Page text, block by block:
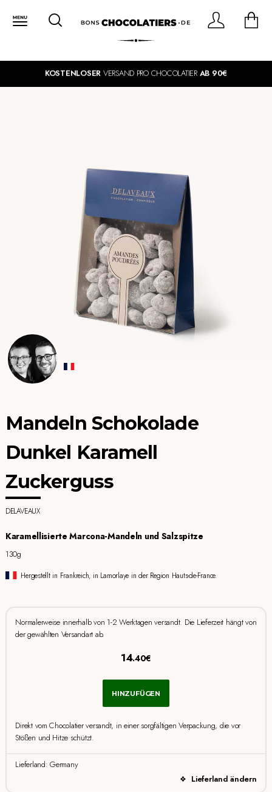
KOSTENLOSER VERSAND PRO CHOCOLATIER AB 90€
Mandeln Schokolade
Dunkel Karamell
Zuckerguss
DELAVEAUX
Karamellisierte Marcona-Mandeln und Salzspitze
130g
Hergestellt in Frankreich, in Lamorlaye in der Region Hauts-de-France.
Normalerweise innerhalb von 1-2 Werktagen versandt. Die Lieferzeit hängt von
der gewählten Versandart ab.
14.40€
HINZUFÜGEN
Direkt vom Chocolatier versandt, in einer sorgfältigen Verpackung, die vor
Stößen und Hitze schützt.
Lieferland: Germany
Lieferland ändern